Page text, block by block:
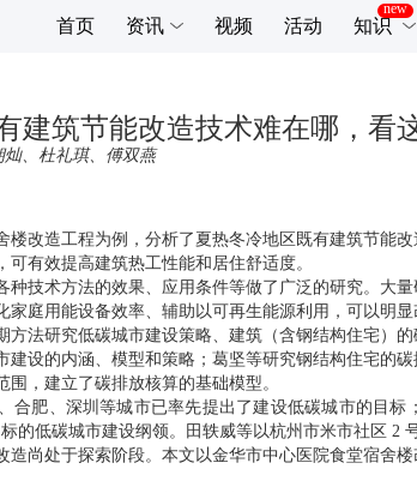
首页 资讯 视频 活动 知识
建筑节能改造技术难在哪，看
灿、杜礼琪、傅双燕
楼改造工程为例，分析了夏热冬冷地区既有建筑节能
有效提高建筑热工性能和居住舒适度。
种技术方法的效果、应用条件等做了广泛的研究。大
家庭用能设备效率、辅助以可再生能源利用，可以明显
方法研究低碳城市建设策略、建筑（含钢结构住宅）
建设的内涵、模型和策略；葛坚等研究钢结构住宅的
，建立了碳排放核算的基础模型。
合肥、深圳等城市已率先提出了建设低碳城市的目
的低碳城市建设纲领。田轶威等以杭州市米市社区 2
造尚处于探索阶段。本文以金华市中心医院食堂宿舍